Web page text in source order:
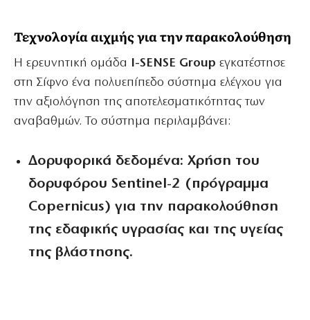
Τεχνολογία αιχμής για την παρακολούθηση
Η ερευνητική ομάδα I-SENSE Group εγκατέστησε
στη Σίφνο ένα πολυεπίπεδο σύστημα ελέγχου για
την αξιολόγηση της αποτελεσματικότητας των
αναβαθμών. Το σύστημα περιλαμβάνει:
Δορυφορικά δεδομένα: Χρήση του
δορυφόρου Sentinel-2 (πρόγραμμα
Copernicus) για την παρακολούθηση
της εδαφικής υγρασίας και της υγείας
της βλάστησης.